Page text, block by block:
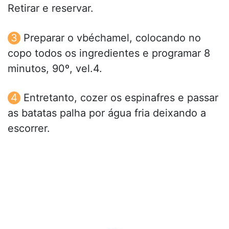
Retirar e reservar.
Preparar o vbéchamel, colocando no
copo todos os ingredientes e programar 8
minutos, 90º, vel.4.
Entretanto, cozer os espinafres e passar
as batatas palha por água fria deixando a
escorrer.